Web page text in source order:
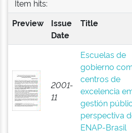
Item hits:
Preview
Issue
Date
Title
2001-
11
Escuelas de
gobierno
centros de
excelencia
gestión
perspectiva
ENAP-Brasil